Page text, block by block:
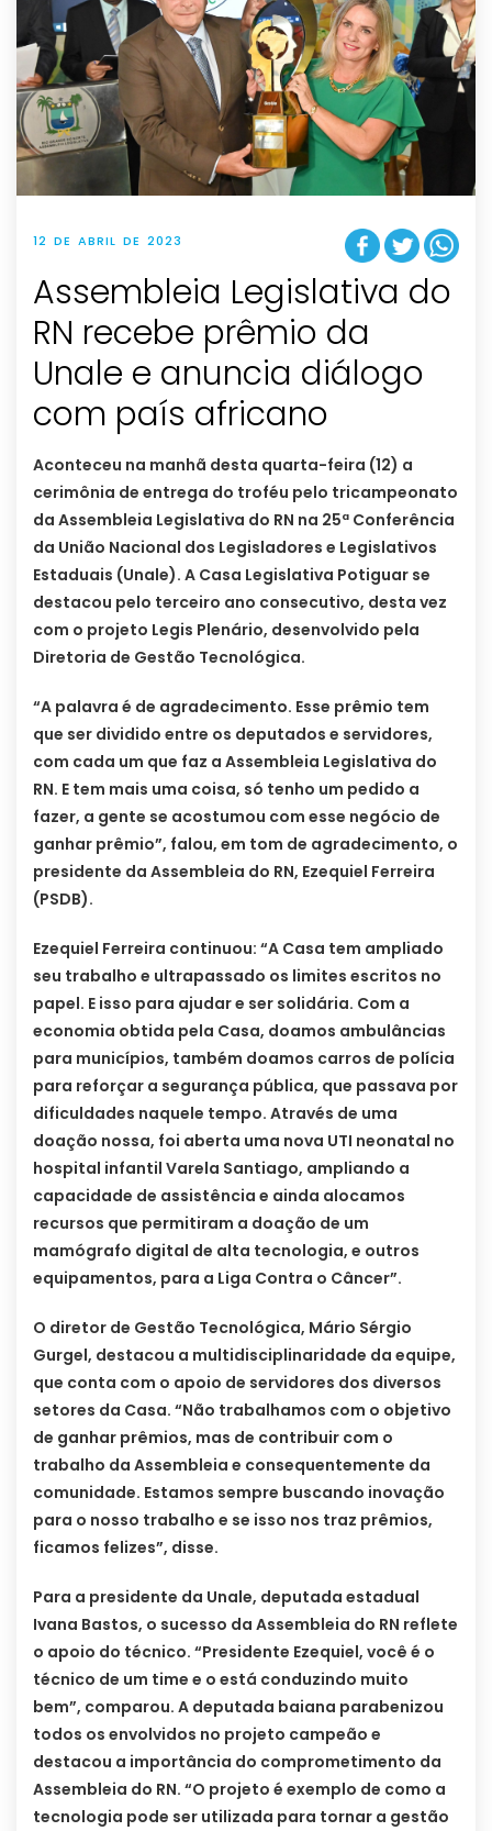
12 DE ABRIL DE 2023
Assembleia Legislativa do
RN recebe prêmio da
Unale e anuncia diálogo
com país africano
Aconteceu na manhã desta quarta-feira (12) a
cerimônia de entrega do troféu pelo tricampeonato
da Assembleia Legislativa do RN na 25ª Conferência
da União Nacional dos Legisladores e Legislativos
Estaduais (Unale). A Casa Legislativa Potiguar se
destacou pelo terceiro ano consecutivo, desta vez
com o projeto Legis Plenário, desenvolvido pela
Diretoria de Gestão Tecnológica.
“A palavra é de agradecimento. Esse prêmio tem
que ser dividido entre os deputados e servidores,
com cada um que faz a Assembleia Legislativa do
RN. E tem mais uma coisa, só tenho um pedido a
fazer, a gente se acostumou com esse negócio de
ganhar prêmio”, falou, em tom de agradecimento, o
presidente da Assembleia do RN, Ezequiel Ferreira
(PSDB).
Ezequiel Ferreira continuou: “A Casa tem ampliado
seu trabalho e ultrapassado os limites escritos no
papel. E isso para ajudar e ser solidária. Com a
economia obtida pela Casa, doamos ambulâncias
para municípios, também doamos carros de polícia
para reforçar a segurança pública, que passava por
dificuldades naquele tempo. Através de uma
doação nossa, foi aberta uma nova UTI neonatal no
hospital infantil Varela Santiago, ampliando a
capacidade de assistência e ainda alocamos
recursos que permitiram a doação de um
mamógrafo digital de alta tecnologia, e outros
equipamentos, para a Liga Contra o Câncer”.
O diretor de Gestão Tecnológica, Mário Sérgio
Gurgel, destacou a multidisciplinaridade da equipe,
que conta com o apoio de servidores dos diversos
setores da Casa. “Não trabalhamos com o objetivo
de ganhar prêmios, mas de contribuir com o
trabalho da Assembleia e consequentemente da
comunidade. Estamos sempre buscando inovação
para o nosso trabalho e se isso nos traz prêmios,
ficamos felizes”, disse.
Para a presidente da Unale, deputada estadual
Ivana Bastos, o sucesso da Assembleia do RN reflete
o apoio do técnico. “Presidente Ezequiel, você é o
técnico de um time e o está conduzindo muito
bem”, comparou. A deputada baiana parabenizou
todos os envolvidos no projeto campeão e
destacou a importância do comprometimento da
Assembleia do RN. “O projeto é exemplo de como a
tecnologia pode ser utilizada para tornar a gestão